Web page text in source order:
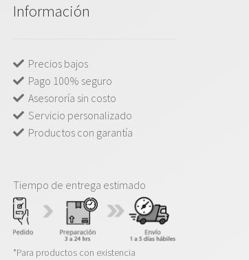
Información
Precios bajos
Pago 100% seguro
Asesororía sin costo
Servicio personalizado
Productos con garantía
Tiempo de entrega estimado
*Para productos con existencia